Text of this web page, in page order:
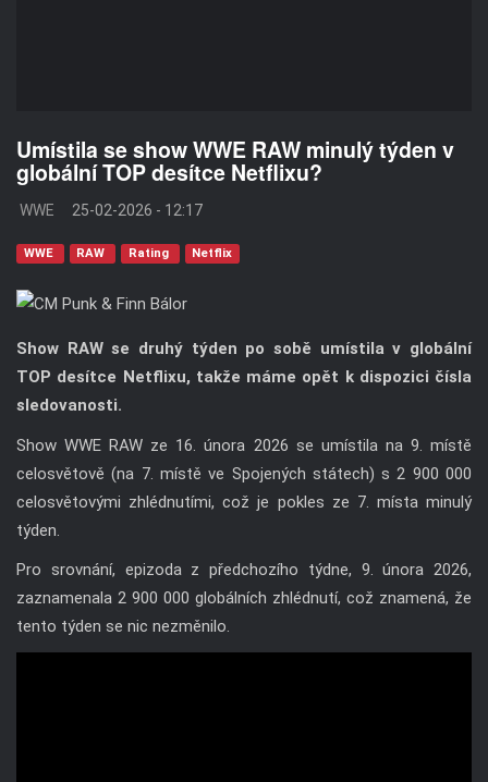
Umístila se show WWE RAW minulý týden v
globální TOP desítce Netflixu?
WWE 25-02-2026 - 12:17
WWE RAW Rating Netflix
Show RAW se druhý týden po sobě umístila v globální
TOP desítce Netflixu, takže máme opět k dispozici čísla
sledovanosti.
Show WWE RAW ze 16. února 2026 se umístila na 9. místě
celosvětově (na 7. místě ve Spojených státech) s 2 900 000
celosvětovými zhlédnutími, což je pokles ze 7. místa minulý
týden.
Pro srovnání, epizoda z předchozího týdne, 9. února 2026,
zaznamenala 2 900 000 globálních zhlédnutí, což znamená, že
tento týden se nic nezměnilo.